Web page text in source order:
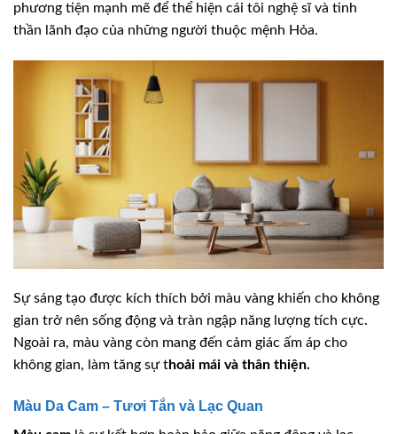
phương tiện mạnh mẽ để thể hiện cái tôi nghệ sĩ và tinh
thần lãnh đạo của những người thuộc mệnh Hỏa.
Sự sáng tạo được kích thích bởi màu vàng khiến cho không
gian trở nên sống động và tràn ngập năng lượng tích cực.
Ngoài ra, màu vàng còn mang đến cảm giác ấm áp cho
không gian, làm tăng sự thoải mái và thân thiện.
Màu Da Cam – Tươi Tắn và Lạc Quan